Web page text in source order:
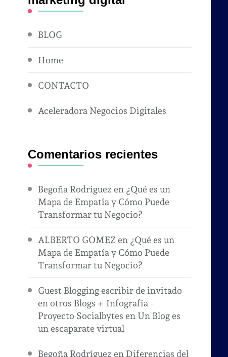
BLOG
Home
CONTACTO
Aceleradora Negocios Digitales
Comentarios recientes
Begoña Rodríguez en ¿Qué es un
Mapa de Empatía y Cómo Puede
Transformar tu Negocio?
ALBERTO GOMEZ en ¿Qué es un
Mapa de Empatía y Cómo Puede
Transformar tu Negocio?
Guest Blogging escribir de invitado
en otros Blogs + Infografía -
Proyecto Socialbytes en Un Blog es
un escaparate virtual
Begoña Rodríguez en Diferencias del